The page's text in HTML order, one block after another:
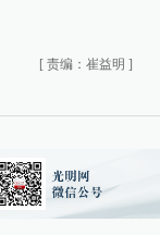
[ 责编：崔益明 ]